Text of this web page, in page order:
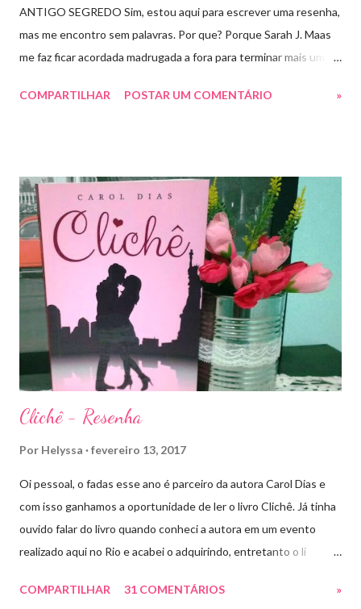
ANTIGO SEGREDO Sim, estou aqui para escrever uma resenha,
mas me encontro sem palavras. Por que? Porque Sarah J. Maas
me faz ficar acordada madrugada a fora para terminar mais um
romance da Saga Trono de Vidro que ocorre simultaneamente
todos meio atordoados com tudo que Dorian e Aelin fizeram e,
principalmente, descobriram sobre o Pai do Príncipe, agora Rei
de Ardalan. Todos têm uma missão nessa guerra mesmo que
ainda um pouco indefinida. Aelin deixa Ardalan nas mãos de seu
Rei e segue com sua corte para casa, para finalmente rever seu
lar, Terrasen. Com um novo rei no trono, Chaol Westfall passa a
ser Mão do Rei de Ardalan, e Nesryn Faliq a nova Capitã da
Guarda. Entret...
COMPARTILHAR POSTAR UM COMENTÁRIO »
Clichê - Resenha
Por Helyssa fevereiro 13, 2017
Oi pessoal, o fadas esse ano é parceiro da autora Carol Dias e
com isso ganhamos a oportunidade de ler o livro Clichê. Já tinha
ouvido falar do livro quando conheci a autora em um evento
realizado aqui no Rio e acabei o adquirindo, entretanto o li
cada capítulo tem uns coraçõezinhos que ficaram muito fofos
COMPARTILHAR 31 COMENTÁRIOS »